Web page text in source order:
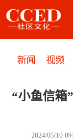
新闻 视频
“小鱼信箱
2024/05/10